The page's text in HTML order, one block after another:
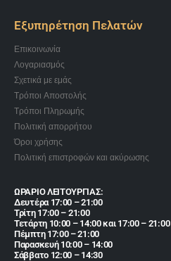
Εξυπηρέτηση Πελατών
Επικοινωνία
Λογαριασμός
Σχετικά με εμάς
Τρόποι Αποστολής
Τρόποι Πληρωμής
Πολιτική απορρήτου
Όροι χρήσης
Πολιτική επιστροφών και ακύρωσης
ΩΡΑΡΙΟ ΛΕΙΤΟΥΡΓΙΑΣ:
Δευτέρα 17:00 – 21:00
Τρίτη 17:00 – 21:00
Τετάρτη 10:00 – 14:00 και 17:00 – 21:00
Πέμπτη 17:00 – 21:00
Παρασκευή 10:00 – 14:00
Σάββατο 12:00 – 14:30